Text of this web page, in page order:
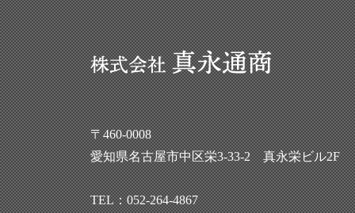
〒460-0008
愛知県名古屋市中区栄3-33-2 真永栄ビル2F
TEL：052-264-4867